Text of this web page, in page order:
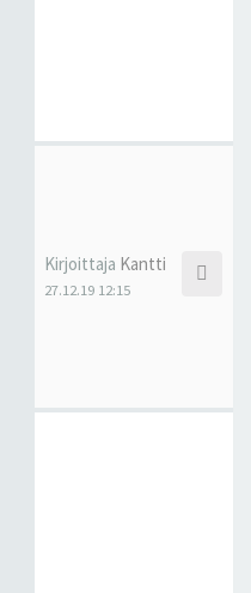
Kirjoittaja Kantti
27.12.19 12:15